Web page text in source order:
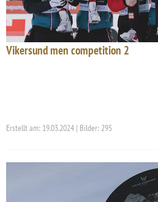
Vikersund men competition 2
Erstellt am: 19.03.2024 | Bilder: 295